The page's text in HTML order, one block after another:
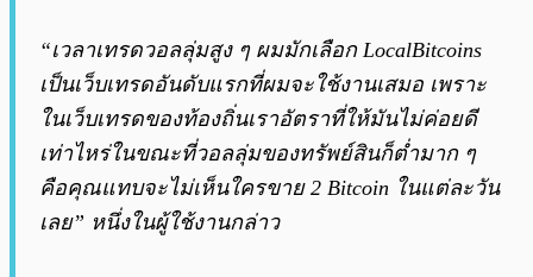
“เวลาเทรดวอลลุ่มสูง ๆ ผมมักเลือก LocalBitcoins
เป็นเว็บเทรดอันดับแรกที่ผมจะใช้งานเสมอ เพราะ
ในเว็บเทรดของท้องถิ่นเราอัตราที่ให้มันไม่ค่อยดี
เท่าไหร่ในขณะที่วอลลุ่มของทรัพย์สินก็ต่ำมาก ๆ
คือคุณแทบจะไม่เห็นใครขาย 2 Bitcoin ในแต่ละวัน
เลย” หนึ่งในผู้ใช้งานกล่าว